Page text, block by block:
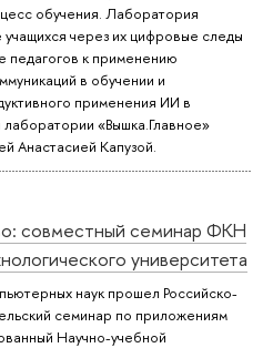
обучения. Лаборатория
через их цифровые следы
педагогов к применению
в обучении и
применения ИИ в
«Вышка.Главное»
Анастасией Капузой.
совместный семинар ФКН
университета
наук прошел Российско-
семинар по приложениям
Научно-учебной